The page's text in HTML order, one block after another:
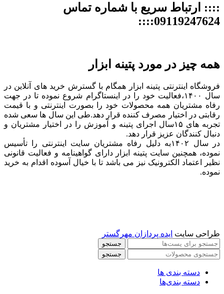
:::: ارتباط سریع با شماره تماس
09119247624::::
همه چیز در مورد پتینه ابزار
فروشگاه اینترنتی پتینه ابزار همگام با گسترش خرید های آنلاین در
سال ۱۴۰۰،فعالیت خود را در اینستاگرام شروع نموده تا در جهت
رفاه مشتریان همه محصولات خود را بصورت اینترنتی و با قیمت
رقابتی در اختیار مصرف کننده قرار دهد.طی این سال ها سعی شده
تجربه های ۱۵سال اجرای پتینه و آموزش را در اختیار مشتریان و
دنبال کنندگان عزیز قرار دهد.
در سال ۱۴۰۲به دلیل رفاه مشتریان سایت اینترنتی را تأسیس
نموده، همچنین سایت پتینه ابزار دارای گواهینامه و فعالیت قانونی
نظیر اعتماد الکترونیک نیز می باشد تا با خیال آسوده اقدام به خرید
نموده.
طراحی سایت ایده پردازان مهرگستر
جستجو
جستجو
دسته بندی ها
دسته بندی‌ها